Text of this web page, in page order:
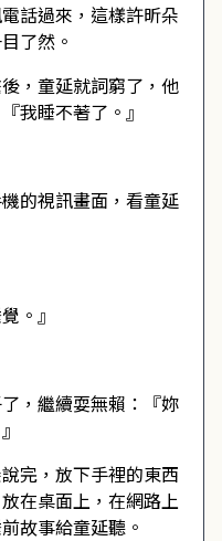
話過來，這樣許昕朵
了然。
，童延就詞窮了，他
我睡不著了。』
的視訊畫面，看童延
。』
，繼續耍無賴：『妳
完，放下手裡的東西
在桌面上，在網路上
故事給童延聽。